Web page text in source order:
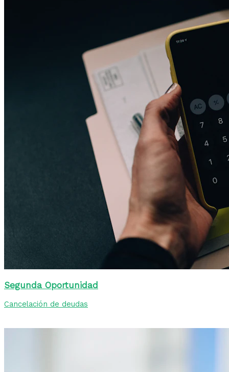
Segunda Oportunidad
Cancelación de deudas